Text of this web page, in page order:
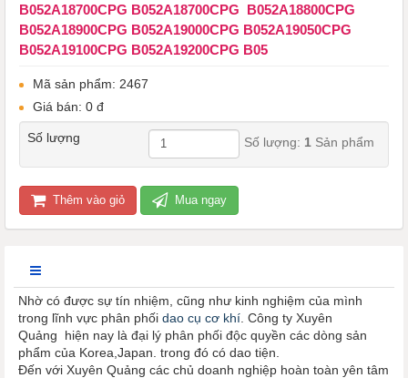
B052A18700CPG B052A18700CPG B052A18800CPG
B052A18900CPG B052A19000CPG B052A19050CPG
B052A19100CPG B052A19200CPG B05
Mã sản phẩm: 2467
Giá bán: 0 đ
Số lượng Số lượng: 1 Sản phẩm
Thêm vào giỏ Mua ngay
Nhờ có được sự tín nhiệm, cũng như kinh nghiệm của mình
trong lĩnh vực phân phối dao cụ cơ khí . Công ty Xuyên
Quảng hiện nay là đại lý phân phối độc quyền các dòng sản
phẩm của Korea,Japan. trong đó có dao tiện.
Đến với Xuyên Quảng các chủ doanh nghiệp hoàn toàn yên tâm